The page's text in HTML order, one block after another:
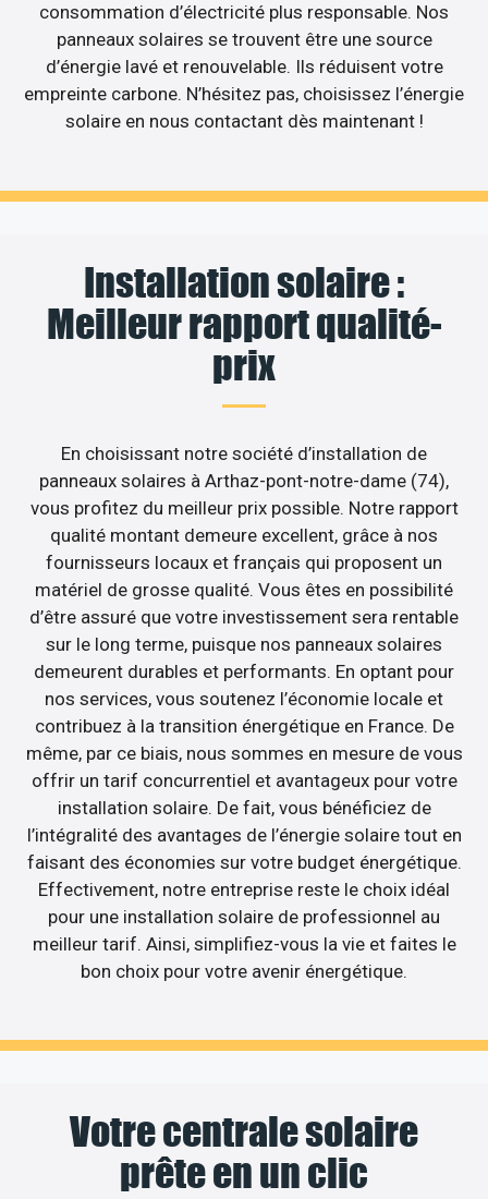
consommation d’électricité plus responsable. Nos
panneaux solaires se trouvent être une source
d’énergie lavé et renouvelable. Ils réduisent votre
empreinte carbone. N’hésitez pas, choisissez l’énergie
solaire en nous contactant dès maintenant !
Installation solaire :
Meilleur rapport qualité-
prix
En choisissant notre société d’installation de
panneaux solaires à Arthaz-pont-notre-dame (74),
vous profitez du meilleur prix possible. Notre rapport
qualité montant demeure excellent, grâce à nos
fournisseurs locaux et français qui proposent un
matériel de grosse qualité. Vous êtes en possibilité
d’être assuré que votre investissement sera rentable
sur le long terme, puisque nos panneaux solaires
demeurent durables et performants. En optant pour
nos services, vous soutenez l’économie locale et
contribuez à la transition énergétique en France. De
même, par ce biais, nous sommes en mesure de vous
offrir un tarif concurrentiel et avantageux pour votre
installation solaire. De fait, vous bénéficiez de
l’intégralité des avantages de l’énergie solaire tout en
faisant des économies sur votre budget énergétique.
Effectivement, notre entreprise reste le choix idéal
pour une installation solaire de professionnel au
meilleur tarif. Ainsi, simplifiez-vous la vie et faites le
bon choix pour votre avenir énergétique.
Votre centrale solaire
prête en un clic